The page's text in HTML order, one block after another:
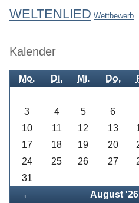
WELTENLIED Wettbewerb
Kalender
Mo. Di. Mi. Do.
← August '26
3
4 5 6
10
11 12 13
17
18 19 20
24
25 26 27
31